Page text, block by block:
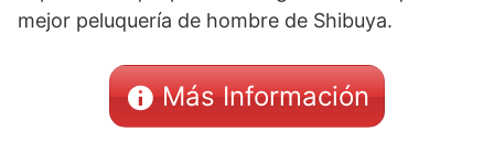
mejor peluquería de hombre de Shibuya.
Más Información